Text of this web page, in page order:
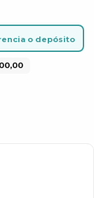
o depósito